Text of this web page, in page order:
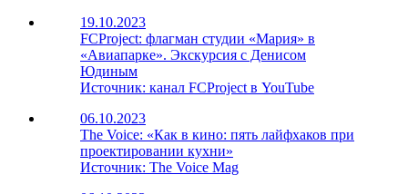
19.10.2023
FCProject: флагман студии «Мария» в
«Авиапарке». Экскурсия с Денисом
Юдиным
Источник: канал FCProject в YouTube
06.10.2023
The Voice: «Как в кино: пять лайфхаков при
проектировании кухни»
Источник: The Voice Mag